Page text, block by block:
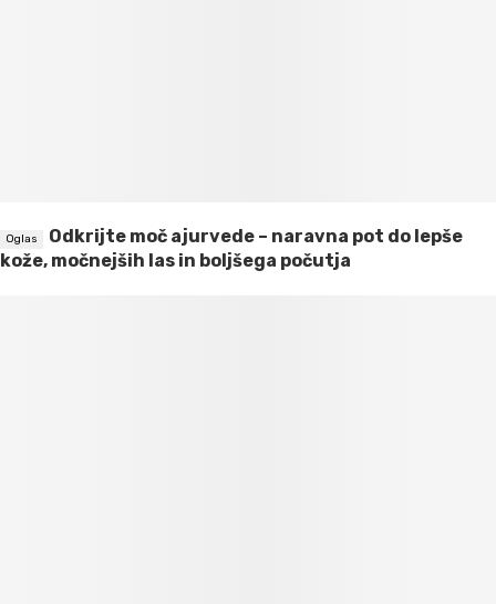
Odkrijte moč ajurvede – naravna pot do lepše
kože, močnejših las in boljšega počutja